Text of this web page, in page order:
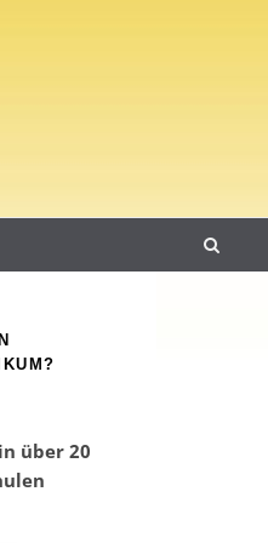
über 20